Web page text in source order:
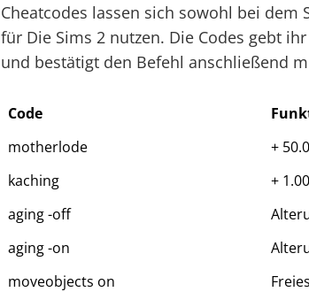
Cheatcodes lassen sich sowohl bei dem
für Die Sims 2 nutzen. Die Codes gebt
und bestätigt den Befehl anschließend
Code
motherlode
+
kaching
+
aging -off
aging -on
moveobjects on